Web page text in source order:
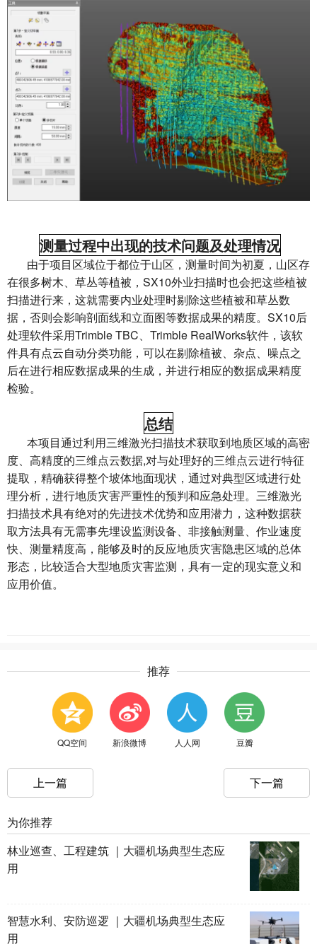
测量过程中出现的技术问题及处理情况
由于项目区域位于都位于山区，测量时间为初夏，山区存
在很多树木、草丛等植被，SX10外业扫描时也会把这些植被
扫描进行来，这就需要内业处理时剔除这些植被和草丛数
据，否则会影响剖面线和立面图等数据成果的精度。SX10后
处理软件采用Trimble TBC、Trimble RealWorks软件，该软
件具有点云自动分类功能，可以在剔除植被、杂点、噪点之
后在进行相应数据成果的生成，并进行相应的数据成果精度
检验。
总结
本项目通过利用三维激光扫描技术获取到地质区域的高密
度、高精度的三维点云数据,对与处理好的三维点云进行特征
提取，精确获得整个坡体地面现状，通过对典型区域进行处
理分析，进行地质灾害严重性的预判和应急处理。三维激光
扫描技术具有绝对的先进技术优势和应用潜力，这种数据获
取方法具有无需事先埋设监测设备、非接触测量、作业速度
快、测量精度高，能够及时的反应地质灾害隐患区域的总体
形态，比较适合大型地质灾害监测，具有一定的现实意义和
应用价值。
推荐
QQ空间 新浪微博 人人网 豆瓣
上一篇 下一篇
为你推荐
林业巡查、工程建筑 ｜大疆机场典型生态应
用
智慧水利、安防巡逻 ｜大疆机场典型生态应
用